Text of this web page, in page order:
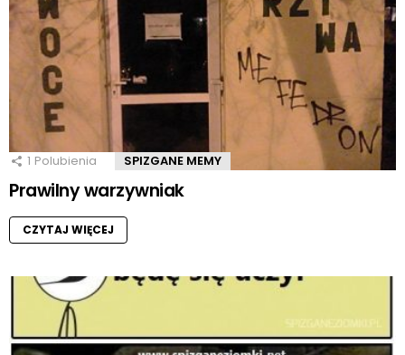
1 Polubienia SPIZGANE MEMY
Prawilny warzywniak
CZYTAJ WIĘCEJ